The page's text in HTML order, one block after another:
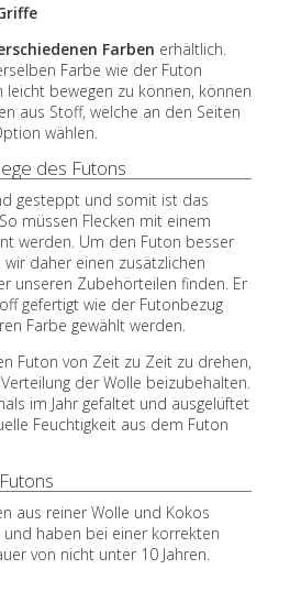
Farben erhältlich.
Farbe wie der Futon
leicht bewegen zu können, können
aus Stoff, welche an den Seiten
wählen.
des Futons
gesteppt und somit ist das
müssen Flecken mit einem
werden. Um den Futon besser
daher einen zusätzlichen
unseren Zubehörteilen finden. Er
gefertigt wie der Futonbezug
Farbe gewählt werden.
Futon von Zeit zu Zeit zu drehen,
der Wolle beizubehalten.
im Jahr gefaltet und ausgelüftet
Feuchtigkeit aus dem Futon
aus reiner Wolle und Kokos
haben bei einer korrekten
von nicht unter 10 Jahren.